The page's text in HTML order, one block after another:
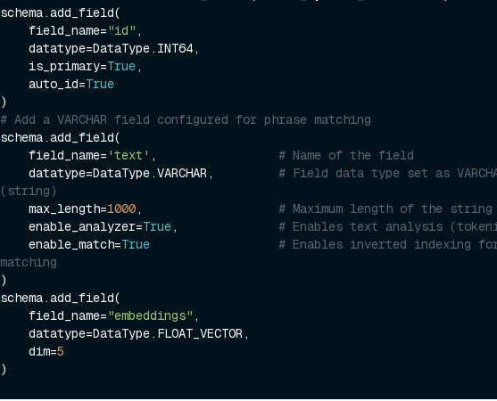
schema.add_field(
    field_name=
"id" ,
    is_primary=
True,
    auto_id=
True
# Add a VARCHAR field configured for phrase matching
schema.add_field(
    field_name=
'text' , # Name of the field
    datatype=DataType.VARCHAR,
# Field data type set as
(string)
    max_length=
1000, # Maximum length of the string
    enable_analyzer=
True, # Enables text analysis
    enable_match=
True
# Enables inverted indexing
matching
)
schema.add_field(
    field_name=
"embeddings" ,
    dim=
5